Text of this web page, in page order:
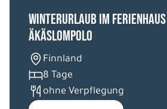
Gruppenreisen
Kreuzfahrten
Kurzreise
Postschiffreise (1)
Winterurlaub im
Äkäslompolo
Finnland
8 Tage
ohne Verpflegung